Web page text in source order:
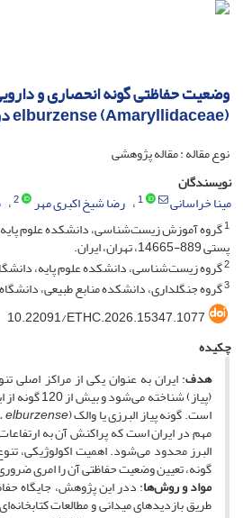
elburzense (Amaryllidaceae) در ایران
نوع مقاله : مقاله پژوهشی
نویسندگان
مینا خراسانی
1 رضا شیخ اکبری مهر 2
1گروه آموزش زیست‌شناسی، دانشکده علوم
پستی 889-14665، تهران، ایران.
2گروه زیست‌شناسی، دانشکده علوم پایه،
3گروه جنگلداری، دانشکده منابع طبیعی،
10.22091/ETHC.2026.15347.1077
چکیده
هدف: ایران به عنوان یکی از مراکز اصلی
(پیاز) شناخته
است. گونه پیاز البرزی یا والک (elburzense
مهم در ایران است که پراکنش آن به
البرز محدود می‌شود. اهمیت اکولوژیکی،
گونه، تعیین وضعیت حفاظتی آن را امری
مواد و روش‌ها: ددر این پژوهش، جایگاه
طریق بازدیدهای میدانی و مطالعات